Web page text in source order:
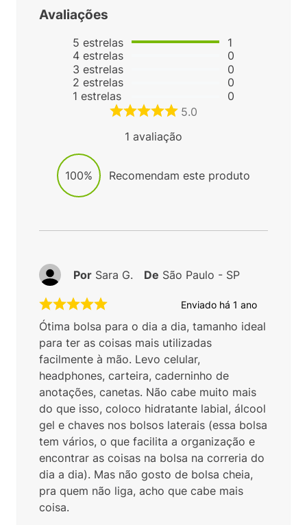
Avaliações
5 estrelas
4 estrelas
3 estrelas
2 estrelas
1 estrelas
1
0
0
0
0
5.0
1 avaliação
100% Recomendam este produto
Enviado há 1 ano
Ótima bolsa para o dia a dia, tamanho ideal
para ter as coisas mais utilizadas
facilmente à mão. Levo celular,
headphones, carteira, caderninho de
anotações, canetas. Não cabe muito mais
do que isso, coloco hidratante labial, álcool
gel e chaves nos bolsos laterais (essa bolsa
tem vários, o que facilita a organização e
encontrar as coisas na bolsa na correria do
dia a dia). Mas não gosto de bolsa cheia,
pra quem não liga, acho que cabe mais
coisa.
Por Sara G. De São Paulo - SP